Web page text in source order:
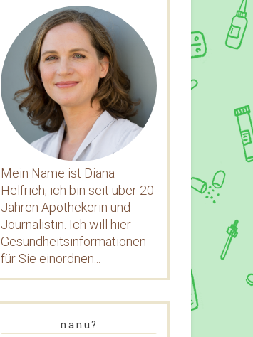
Mein Name ist Diana
Helfrich, ich bin seit über 20
Jahren Apothekerin und
Journalistin. Ich will hier
Gesundheitsinformationen
für Sie einordnen...
nanu?